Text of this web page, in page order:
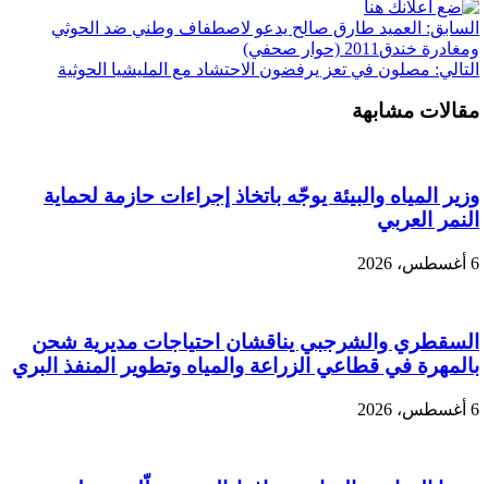
السابق: العميد طارق صالح يدعو لاصطفاف وطني ضد الحوثي
ومغادرة خندق2011 (حوار صحفي)
التالي: مصلون في تعز يرفضون الاحتشاد مع المليشيا الحوثية
مقالات مشابهة
وزير المياه والبيئة يوجّه باتخاذ إجراءات حازمة لحماية
النمر العربي
6 أغسطس، 2026
السقطري والشرجبي يناقشان احتياجات مديرية شحن
بالمهرة في قطاعي الزراعة والمياه وتطوير المنفذ البري
6 أغسطس، 2026